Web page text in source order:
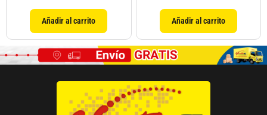
Añadir al carrito Añadir al carrito